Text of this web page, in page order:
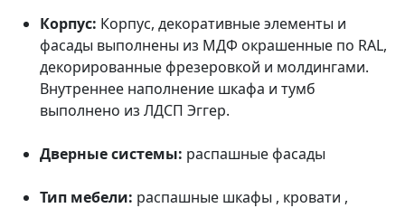
Корпус: Корпус, декоративные элементы и
фасады выполнены из МДФ окрашенные по RAL,
декорированные фрезеровкой и молдингами.
Внутреннее наполнение шкафа и тумб
выполнено из ЛДСП Эггер.
Дверные системы: распашные фасады
Тип мебели: распашные шкафы , кровати ,